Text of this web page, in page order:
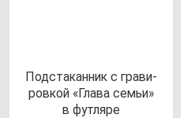
Под­ста­кан­ник с гра­ви­
ров­кой «Гла­ва семьи»
в фут­ля­ре